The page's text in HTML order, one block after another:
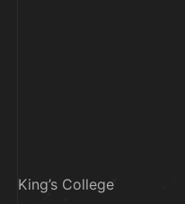
King’s College